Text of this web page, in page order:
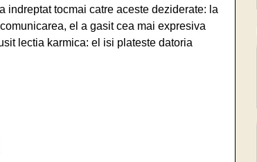
indreptat tocmai catre aceste deziderate: la
el a gasit cea mai expresiva
lectia karmica: el isi plateste datoria